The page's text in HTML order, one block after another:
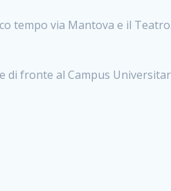
tempo via Mantova e il
di fronte al Campus